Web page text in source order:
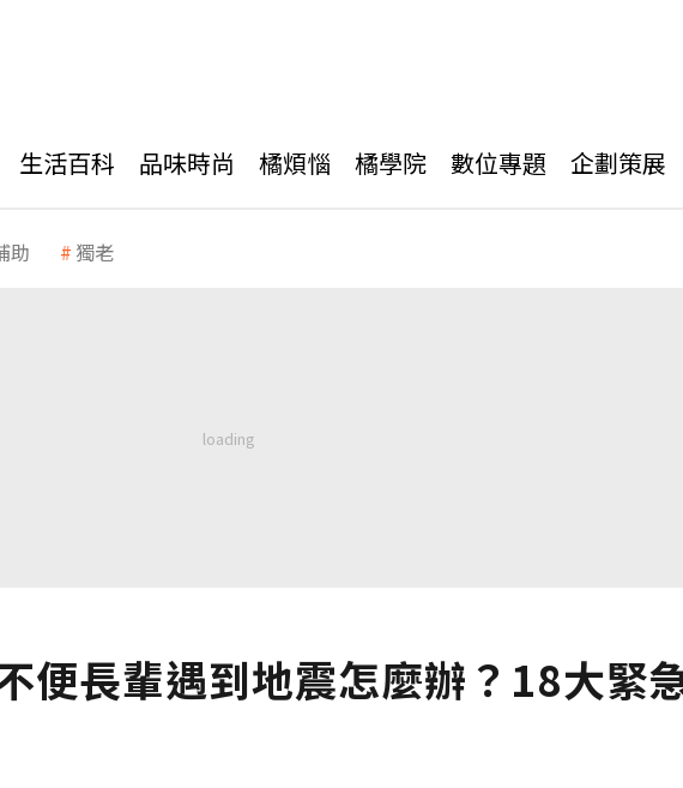
生活百科 品味時尚 橘煩惱 橘學院 數位專題 企劃策展
助 獨老
便長輩遇到地震怎麼辦？18大緊